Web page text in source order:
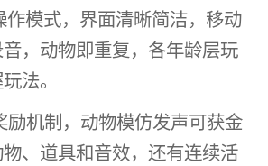
模式，界面清晰简洁，移动
，动物即重复，各年龄层玩
法。
励机制，动物模仿发声可获金
、道具和音效，还有连续活